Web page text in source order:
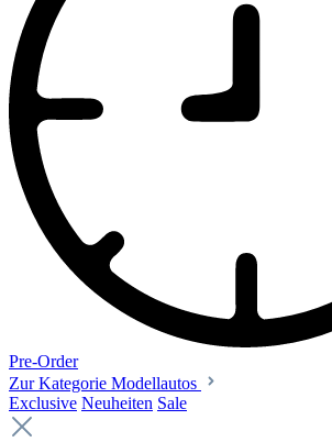
Pre-Order
Zur Kategorie Modellautos
Exclusive Neuheiten Sale